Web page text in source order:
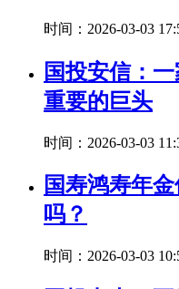
时间：2026-03-03
国投安信：
重要的巨头
时间：2026-03-03
国寿鸿寿年
吗？
时间：2026-03-03